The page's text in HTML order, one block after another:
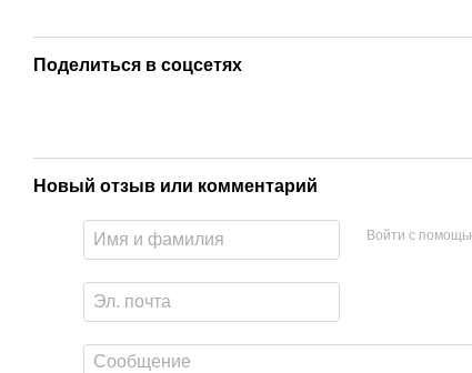
Поделиться в соцсетях
Новый отзыв или комментарий
Войти с